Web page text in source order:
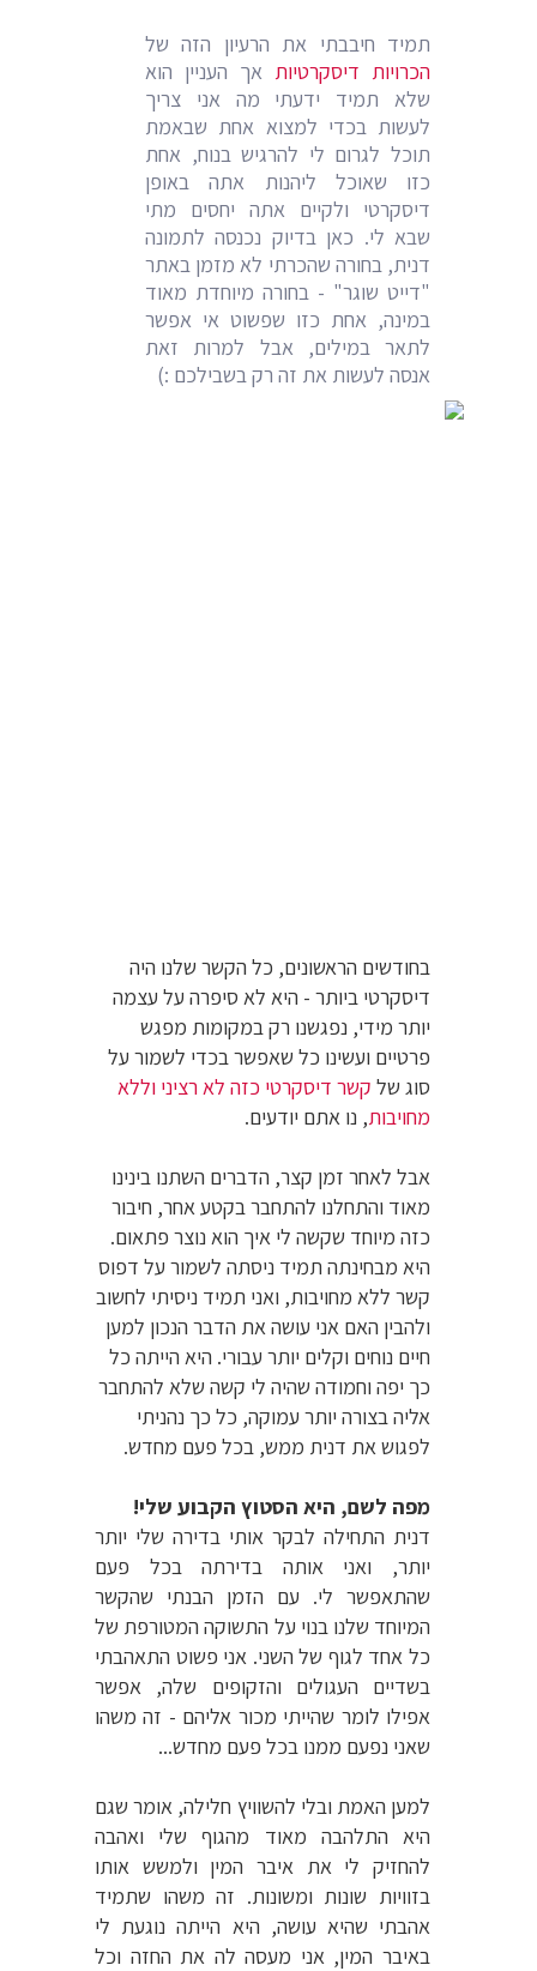
תמיד חיבבתי את הרעיון הזה של
הכרויות דיסקרטיות אך העניין הוא
שלא תמיד ידעתי מה אני צריך
לעשות בכדי למצוא אחת שבאמת
תוכל לגרום לי להרגיש בנוח, אחת
כזו שאוכל ליהנות אתה באופן
דיסקרטי ולקיים אתה יחסים מתי
שבא לי. כאן בדיוק נכנסה לתמונה
דנית, בחורה שהכרתי לא מזמן באתר
"דייט שוגר" - בחורה מיוחדת מאוד
במינה, אחת כזו שפשוט אי אפשר
לתאר במילים, אבל למרות זאת
אנסה לעשות את זה רק בשבילכם :)
בחודשים הראשונים, כל הקשר שלנו היה
דיסקרטי ביותר - היא לא סיפרה על עצמה
יותר מידי, נפגשנו רק במקומות מפגש
פרטיים ועשינו כל שאפשר בכדי לשמור על
סוג של קשר דיסקרטי כזה לא רציני וללא
מחויבות, נו אתם יודעים.
אבל לאחר זמן קצר, הדברים השתנו בינינו
מאוד והתחלנו להתחבר בקטע אחר, חיבור
כזה מיוחד שקשה לי איך הוא נוצר פתאום.
היא מבחינתה תמיד ניסתה לשמור על דפוס
קשר ללא מחויבות, ואני תמיד ניסיתי לחשוב
ולהבין האם אני עושה את הדבר הנכון למען
חיים נוחים וקלים יותר עבורי. היא הייתה כל
כך יפה וחמודה שהיה לי קשה שלא להתחבר
אליה בצורה יותר עמוקה, כל כך נהניתי
לפגוש את דנית ממש, בכל פעם מחדש.
מפה לשם, היא הסטוץ הקבוע שלי!
דנית התחילה לבקר אותי בדירה שלי יותר
יותר, ואני אותה בדירתה בכל פעם
שהתאפשר לי. עם הזמן הבנתי שהקשר
המיוחד שלנו בנוי על התשוקה המטורפת של
כל אחד לגוף של השני. אני פשוט התאהבתי
בשדיים העגולים והזקופים שלה, אפשר
אפילו לומר שהייתי מכור אליהם - זה משהו
שאני נפעם ממנו בכל פעם מחדש...
למען האמת ובלי להשוויץ חלילה, אומר שגם
היא התלהבה מאוד מהגוף שלי ואהבה
להחזיק לי את איבר המין ולמשש אותו
בזוויות שונות ומשונות. זה משהו שתמיד
אהבתי שהיא עושה, היא הייתה נוגעת לי
באיבר המין, אני מעסה לה את החזה וכל